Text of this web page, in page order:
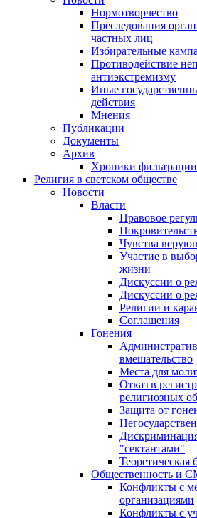
Нормотворчество
Преследования
частных лиц
Избирательные
Противодействие
антиэкстремизму
Иные
действия
Мнения
Публикации
Документы
Архив
Хроники
Религия в светском обществе
Новости
Власти
Правовое
Чувства
Участие в
жизни
Дискуссии о
Дискуссии о
Религии и
Соглашения
Гонения
вмешательство
Места для
Отказ в
религиозных
Защита от
"сектантами"
Теоретическая
Общественность и
Конфликты с
организациями
Конфликты с